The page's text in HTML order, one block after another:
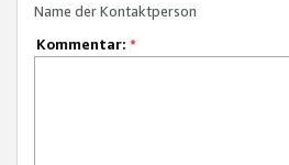
Name der Kontaktperson
Kommentar: *